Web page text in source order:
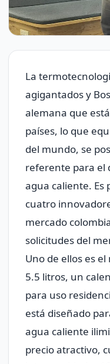
La
agigantados y
alemana que
países, lo que
del mundo, se
referente para el
agua caliente. Es
cuatro
mercado
solicitudes del
Uno de ellos es
5.5 litros, un
para uso
está diseñado
agua caliente
precio atractivo,